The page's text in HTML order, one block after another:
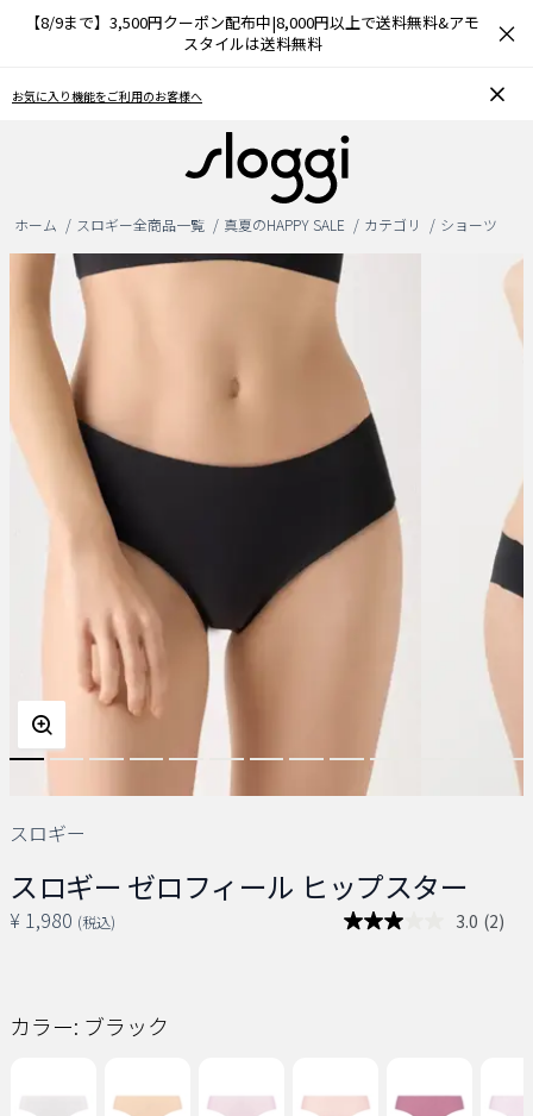
【8/9まで】3,500円クーポン配布中|8,000円以上で送料無料&アモ
スタイルは送料無料
×
お気に入り機能をご利用のお客様へ
ホーム スロギー全商品一覧 真夏のHAPPY SALE カテゴリ ショーツ
スロギー
スロギー ゼロフィール ヒップスター
¥ 1,980 (税込) 3.0 レ
ペ
(2)
カラー: ブラック